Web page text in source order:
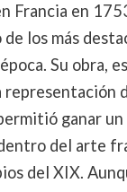
Francia en
los más
Su obra,
representación
ganar un
del arte
del XIX.